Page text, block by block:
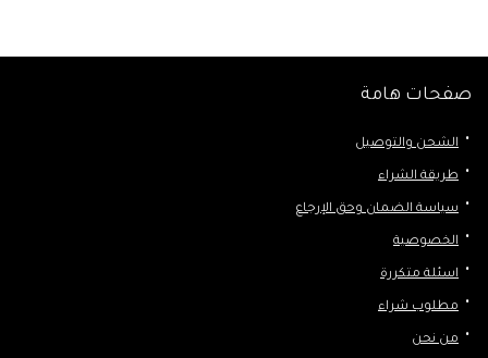
صفحات هامة
الشحن والتوصيل
طريقة الشراء
سياسة الضمان وحق الإرجاع
الخصوصية
اسئلة متكررة
مطلوب شراء
من نحن